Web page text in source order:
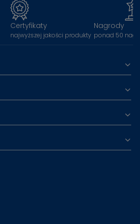
Certyfikaty
najwyższej jakości produkty
Nagrody
ponad 50